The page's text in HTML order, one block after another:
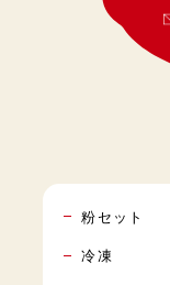
粉セット
冷凍